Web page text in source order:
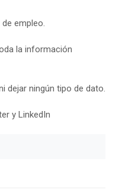
empleo.
la información
dejar ningún tipo de dato.
y LinkedIn